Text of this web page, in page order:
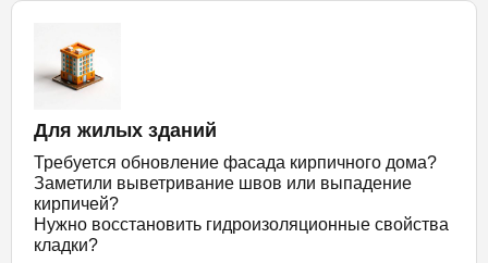
Для жилых зданий
Требуется обновление фасада кирпичного дома?
Заметили выветривание швов или выпадение
кирпичей?
Нужно восстановить гидроизоляционные свойства
кладки?